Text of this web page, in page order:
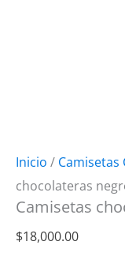
Inicio / Camisetas
chocolateras
Camisetas
$18,000.00